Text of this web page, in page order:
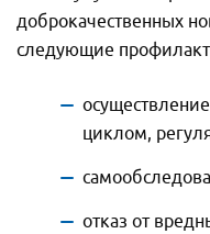
доброкачественных
следующие
циклом,
отказ от